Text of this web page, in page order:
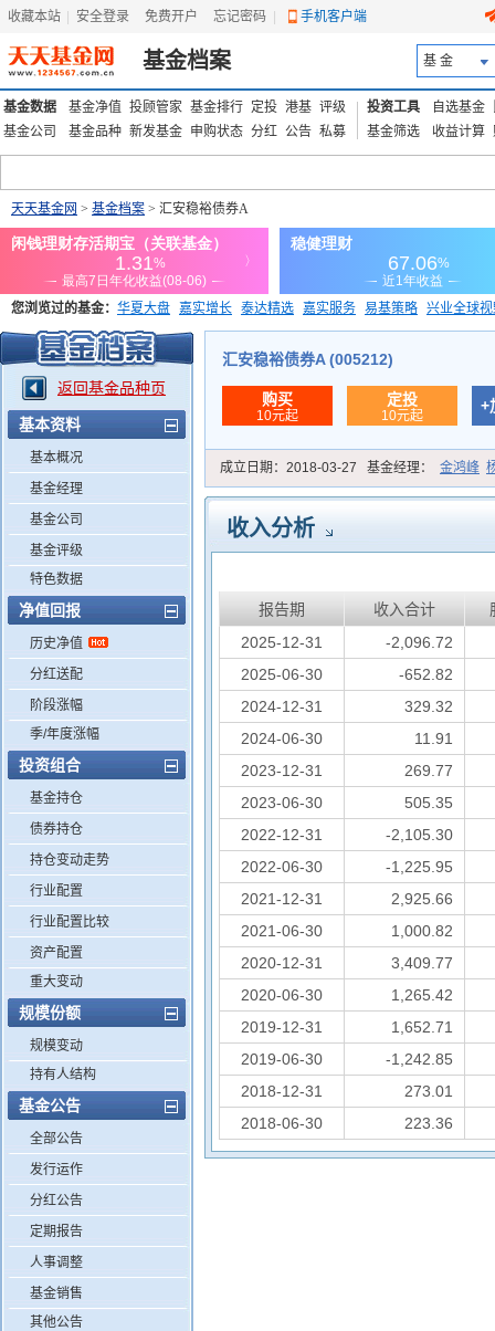
收藏本站 安全登录 免费开户 忘记密码 手机客户端
基金档案 基 金
基金数据 基金净值 投顾管家 基金排行 定投 港基 评级
基金公司
基金品种 新发基金 申购状态 分红 公告 私募
投资工具 自选基金
基金筛选
收益计算
天天基金网 > 基金档案 > 汇安稳裕债券A
您浏览过的基金： 华夏大盘 嘉实增长 泰达精选 嘉实服务 易基策略 兴业全球
添富优势 华安宏利 上证180价值ETF
返回基金品种页
基本资料
基本概况
基金经理
基金公司
基金评级
特色数据
净值回报
历史净值
分红送配
阶段涨幅
季/年度涨幅
投资组合
基金持仓
债券持仓
持仓变动走势
行业配置
行业配置比较
资产配置
重大变动
规模份额
规模变动
持有人结构
基金公告
全部公告
发行运作
分红公告
定期报告
人事调整
基金销售
其他公告
汇安稳裕债券A (005212)
购买
10元起
定投
10元起
+
成立日期： 2018-03-27 基金经理： 金鸿峰
收入分析
报告期 收入合计
2025-12-31
-2,096.72
2025-06-30
-652.82
2024-12-31
329.32
2024-06-30
11.91
2023-12-31
269.77
2023-06-30
505.35
2022-12-31
-2,105.30
2022-06-30
-1,225.95
2021-12-31
2,925.66
2021-06-30
1,000.82
2020-12-31
3,409.77
2020-06-30
1,265.42
2019-12-31
1,652.71
2019-06-30
-1,242.85
2018-12-31
273.01
2018-06-30
223.36